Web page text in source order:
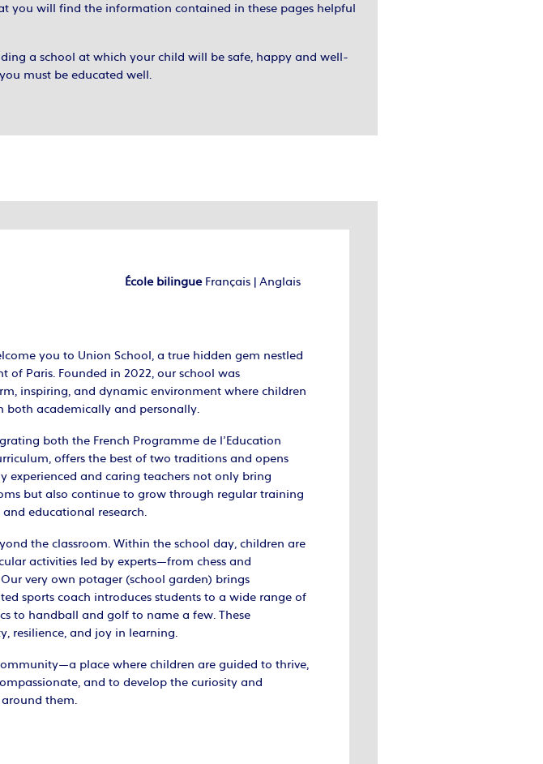
you will find the information contained in these pages helpful
a school at which your child will be safe, happy and well-
must be educated well.
École bilingueFrançais | Anglais
you to Union School, a true hidden gem nestled
of Paris. Founded in 2022, our school was
inspiring, and dynamic environment where children
both academically and personally.
both the French Programme de l’Education
offers the best of two traditions and opens
experienced and caring teachers not only bring
but also continue to grow through regular training
educational research.
the classroom. Within the school day, children are
activities led by experts—from chess and
very own potager (school garden) brings
sports coach introduces students to a wide range of
to handball and golf to name a few. These
resilience, and joy in learning.
place where children are guided to thrive,
and to develop the curiosity and
them.